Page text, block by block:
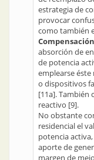
estrategia de
provocar
como también
absorción de
de potencia
emplearse
o dispositivos
[11a]. También
reactivo [9].
No obstante
residencial el
potencia
aporte de
margen de